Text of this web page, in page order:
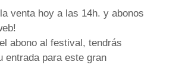
venta hoy a las 14h. y abonos
abono al festival, tendrás
entrada para este gran